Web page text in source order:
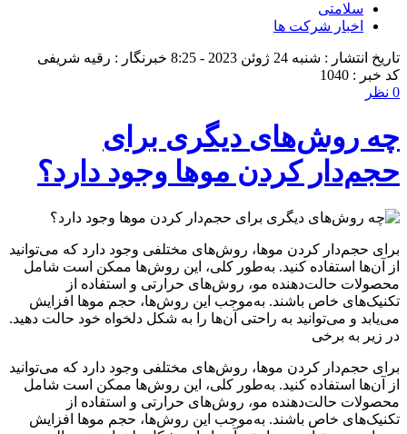
سلامتی
اخبار شرکت ها
تاریخ انتشار : شنبه 24 ژوئن 2023 - 8:25
خبرنگار : رقیه شریفی
کد خبر : 1040
0 نظر
چه روش‌های دیگری برای
حجم‌دار کردن موها وجود دارد؟
برای حجم‌دار کردن موها، روش‌های مختلفی وجود دارد که می‌توانید
از آن‌ها استفاده کنید. به‌طور کلی، این روش‌ها ممکن است شامل
محصولات حالت‌دهنده مو، روش‌های حرارتی و استفاده از
تکنیک‌های خاص باشند. به‌موجب این روش‌ها، حجم موها افزایش
می‌یابد و می‌توانید به راحتی آن‌ها را به شکل دلخواه خود حالت دهید.
در زیر به برخی
برای حجم‌دار کردن موها، روش‌های مختلفی وجود دارد که می‌توانید
از آن‌ها استفاده کنید. به‌طور کلی، این روش‌ها ممکن است شامل
محصولات حالت‌دهنده مو، روش‌های حرارتی و استفاده از
تکنیک‌های خاص باشند. به‌موجب این روش‌ها، حجم موها افزایش